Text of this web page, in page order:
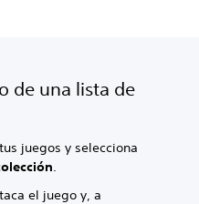
de una lista de
juegos y selecciona
el juego y, a